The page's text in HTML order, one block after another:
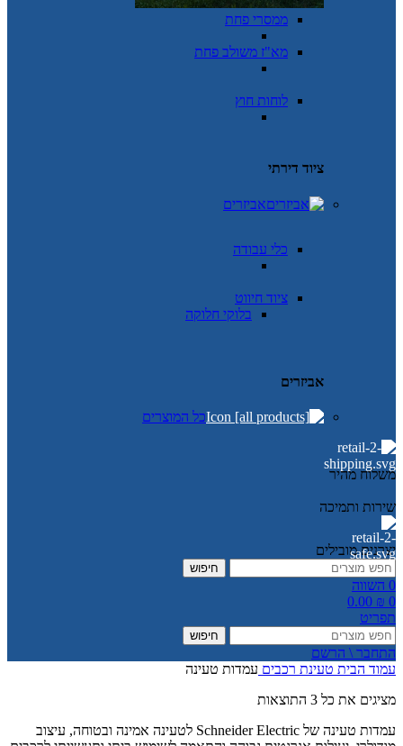
ממסרי פחת
מא"ז משולב פחת
לוחות חוץ
ציוד דירתי
אביזרים
כלי עבודה
ציוד חיווט
בלוקי חלוקה
אביזרים
כל המוצרים
משלוח מהיר
שירות ותמיכה
יצרנים מובילים
חיפוש
0 השווה
0
0.00 ₪
תפריט
חיפוש
התחבר \ הרשם
עמוד הבית טעינת רכבים עמדות טעינה
מציגים את כל ⁦3⁩ התוצאות
עמדות טעינה של Schneider Electric לטעינה אמינה ובטוחה, עיצוב